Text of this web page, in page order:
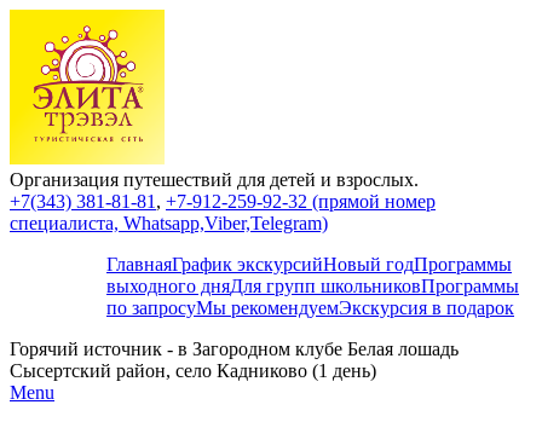
Организация путешествий для детей и взрослых.
+7(343) 381-81-81 , +7-912-259-92-32 (прямой номер
специалиста, Whatsapp,Viber,Telegram)
ГлавнаяГрафик экскурсийНовый годПрограммы
выходного дняДля групп школьниковПрограммы
по запросуМы рекомендуемЭкскурсия в подарок
Горячий источник - в Загородном клубе Белая лошадь
Сысертский район, село Кадниково (1 день)
Menu